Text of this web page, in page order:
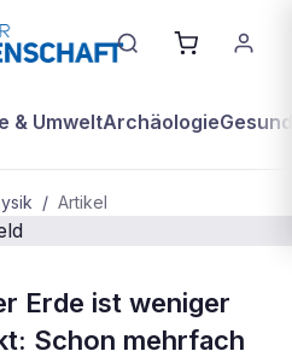
& UmweltArchäologie
/ Artikel
Erde ist weniger
Schon mehrfach